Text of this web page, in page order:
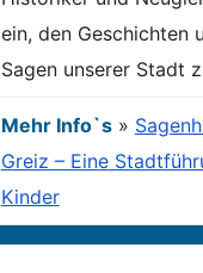
ein, den Geschichten
Sagen unserer Stadt
Mehr Info`s»
Greiz – Eine
Kinder